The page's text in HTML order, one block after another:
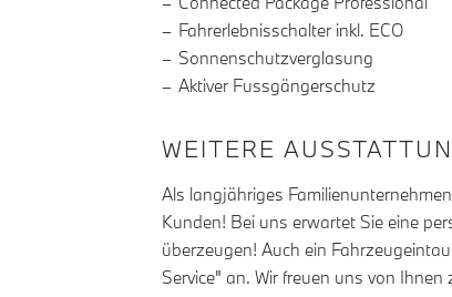
Fahrerlebnisschalter inkl. ECO
Sonnenschutzverglasung
Aktiver Fussgängerschutz
WEITERE
Als langjähriges
Kunden! Bei uns erwartet Sie eine
überzeugen! Auch ein
Service" an. Wir freuen uns von